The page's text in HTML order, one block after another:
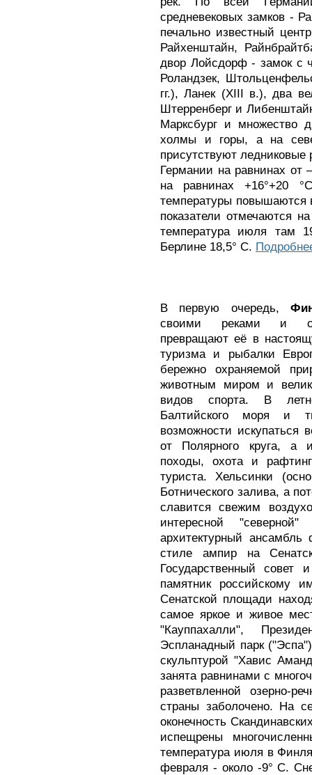
средневековых замков -
печально известный
Райхенштайн,
двор Лойсдорф - замок с
Роландзек,
гг.), Ланек (XIII в.), два
Штерренберг и
Марксбург и множество
холмы и горы, а на
присутствуют
Германии на равнинах от
на равнинах +16°+20
температуры
показатели отмечаются
температура июля там
Берлине 18,5° С.
В первую очередь,
своими реками и
превращают её в
туризма и рыбалки
бережно охраняемой
животным миром и
видов спорта. В
Балтийского моря и
возможности искупаться
от Полярного круга, а
походы, охота и
туриста. Хельсинки
Ботнического залива, а
славится свежим
интересной
архитектурный
стиле ампир на
Государственный
памятник российскому
Сенатской площади
самое яркое и живое
"Кауппахалли",
Эспланадный парк
скульптурой "Хавис
занята равнинами с
разветвленной озерно-
страны заболочено. На
оконечность
испещрены
температура июля в
февраля - около -9° С.